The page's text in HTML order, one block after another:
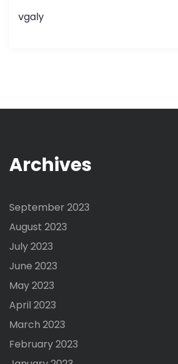
vgaly
Archives
September 2023
August 2023
July 2023
June 2023
May 2023
April 2023
March 2023
February 2023